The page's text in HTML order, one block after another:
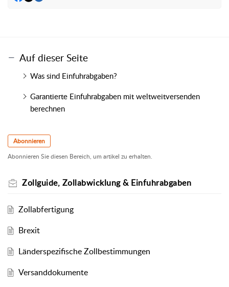
Auf dieser Seite
Was sind Einfuhrabgaben?
Garantierte Einfuhrabgaben mit weltweitversenden
berechnen
Abonnieren
Abonnieren Sie diesen Bereich, um artikel zu erhalten.
Zollguide, Zollabwicklung & Einfuhrabgaben
Zollabfertigung
Brexit
Länderspezifische Zollbestimmungen
Versanddokumente